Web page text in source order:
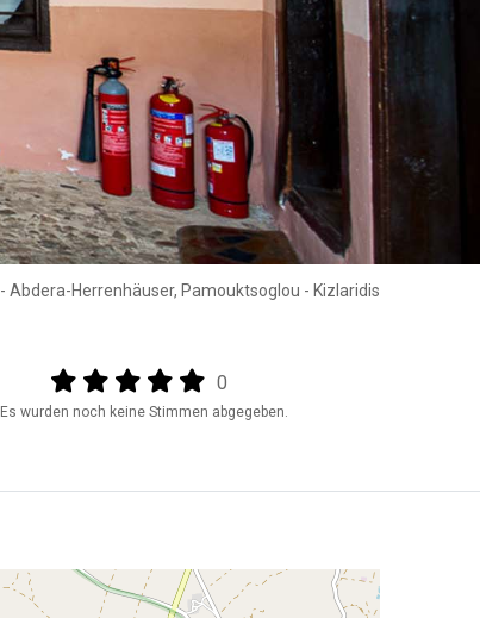
- Abdera-Herrenhäuser, Pamouktsoglou - Kizlaridis
Output format
(star)(star)(star)(star)(star)
0
Es wurden noch keine Stimmen abgegeben.